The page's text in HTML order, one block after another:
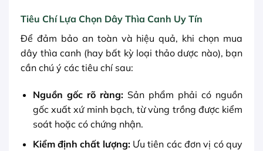
Tiêu Chí Lựa Chọn Dây Thìa Canh Uy Tín
Để đảm bảo an toàn và hiệu quả, khi chọn mua
dây thìa canh (hay bất kỳ loại thảo dược nào), bạn
cần chú ý các tiêu chí sau:
Nguồn gốc rõ ràng:Sản phẩm phải có nguồn
gốc xuất xứ minh bạch, từ vùng trồng được kiểm
soát hoặc có chứng nhận.
Kiểm định chất lượng:Ưu tiên các đơn vị có quy